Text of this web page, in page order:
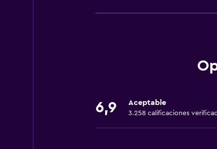
Wifi gratis
Alarma de humo
6,9 Aceptable
3.258 calificaciones